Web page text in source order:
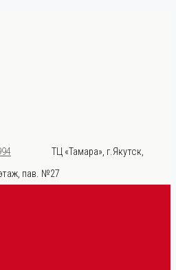
ТЦ «Тамара», г.Якутск,
пав. №27